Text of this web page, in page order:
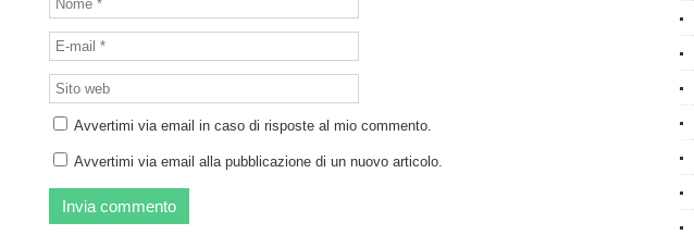
Avvertimi via email in caso di risposte al mio commento.
Avvertimi via email alla pubblicazione di un nuovo articolo.